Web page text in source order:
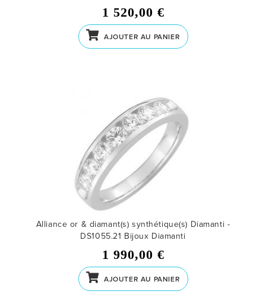
1 520,00 €
AJOUTER AU PANIER
Alliance or & diamant(s) synthétique(s) Diamanti -
DS1055.21 Bijoux Diamanti
1 990,00 €
AJOUTER AU PANIER